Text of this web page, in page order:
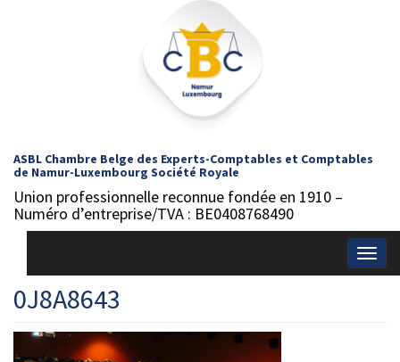
ASBL Chambre Belge des Experts-Comptables et Comptables
de Namur-Luxembourg Société Royale
Union professionnelle reconnue fondée en 1910 –
Numéro d’entreprise/TVA : BE0408768490
0J8A8643